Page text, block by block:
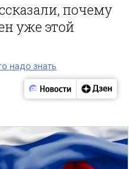
почему
уже этой
надо знать